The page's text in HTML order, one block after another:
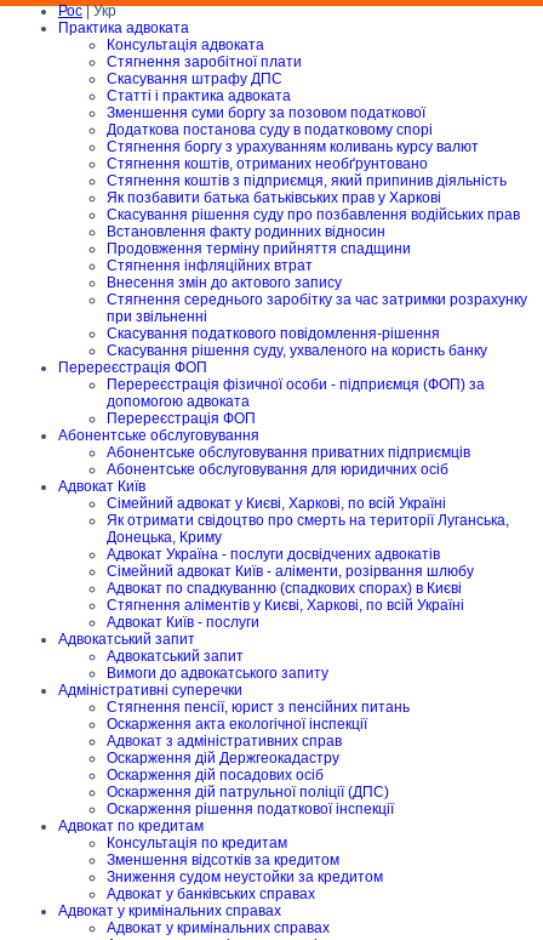
Рос| Укр
Практика адвоката
Консультація адвоката
Стягнення заробітної плати
Скасування штрафу ДПС
Статті і практика адвоката
Зменшення суми боргу за позовом податкової
Додаткова постанова суду в податковому спорі
Стягнення боргу з урахуванням коливань курсу валют
Стягнення коштів, отриманих необґрунтовано
Стягнення коштів з підприємця, який припинив діяльність
Як позбавити батька батьківських прав у Харкові
Скасування рішення суду про позбавлення водійських прав
Встановлення факту родинних відносин
Продовження терміну прийняття спадщини
Стягнення інфляційних втрат
Внесення змін до актового запису
Стягнення середнього заробітку за час затримки розрахунку
при звільненні
Скасування податкового повідомлення-рішення
Скасування рішення суду, ухваленого на користь банку
Перереєстрація ФОП
Перереєстрація фізичної особи - підприємця (ФОП) за
допомогою адвоката
Перереєстрація ФОП
Абонентське обслуговування
Абонентське обслуговування приватних підприємців
Абонентське обслуговування для юридичних осіб
Адвокат Київ
Сімейний адвокат у Києві, Харкові, по всій Україні
Як отримати свідоцтво про смерть на території Луганська,
Донецька, Криму
Адвокат Україна - послуги досвідчених адвокатів
Сімейний адвокат Київ - аліменти, розірвання шлюбу
Адвокат по спадкуванню (спадкових спорах) в Києві
Стягнення аліментів у Києві, Харкові, по всій Україні
Адвокат Київ - послуги
Адвокатський запит
Адвокатський запит
Вимоги до адвокатського запиту
Адміністративні суперечки
Стягнення пенсії, юрист з пенсійних питань
Оскарження акта екологічної інспекції
Адвокат з адміністративних справ
Оскарження дій Держгеокадастру
Оскарження дій посадових осіб
Оскарження дій патрульної поліції (ДПС)
Оскарження рішення податкової інспекції
Адвокат по кредитам
Консультація по кредитам
Зменшення відсотків за кредитом
Зниження судом неустойки за кредитом
Адвокат у банківських справах
Адвокат у кримінальних справах
Адвокат у кримінальних справах